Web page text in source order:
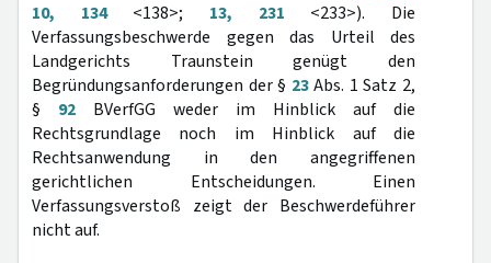
10, 134<138>; 13, 231 <233>). Die
Verfassungsbeschwerde gegen das Urteil des
Landgerichts Traunstein genügt den
Begründungsanforderungen der § 23Abs. 1 Satz 2,
§ 92 BVerfGG weder im Hinblick auf die
Rechtsgrundlage noch im Hinblick auf die
Rechtsanwendung in den angegriffenen
gerichtlichen Entscheidungen. Einen
Verfassungsverstoß zeigt der Beschwerdeführer
nicht auf.